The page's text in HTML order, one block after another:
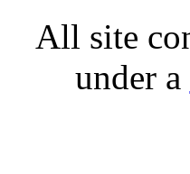
All site
under a